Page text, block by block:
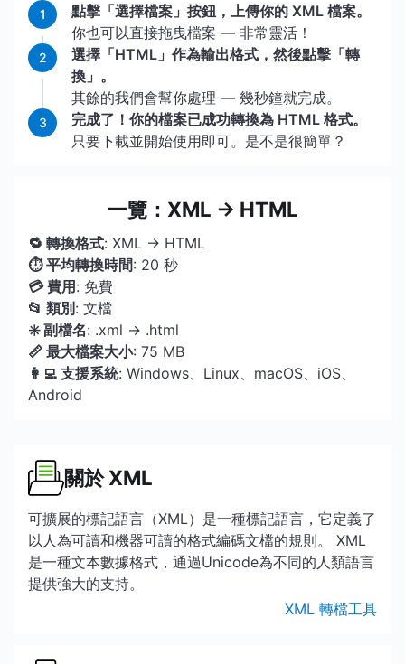
1
點擊「選擇檔案」按鈕，上傳你的 XML 檔案。
你也可以直接拖曳檔案 — 非常靈活！
2
選擇「HTML」作為輸出格式，然後點擊「轉
換」。
其餘的我們會幫你處理 — 幾秒鐘就完成。
3
完成了！你的檔案已成功轉換為 HTML 格式。
只要下載並開始使用即可。是不是很簡單？
一覽：XML → HTML
🔁 轉換格式: XML → HTML
⏱ 平均轉換時間: 20 秒
💳 費用 : 免費
📂 類別 : 文檔
✳️ 副檔名: .xml → .html
📏 最大檔案大小: 75 MB
👩‍💻 支援系統: Windows、Linux、macOS、iOS、
Android
關於 XML
可擴展的標記語言（XML）是一種標記語言，它定義了
以人為可讀和機器可讀的格式編碼文檔的規則。 XML
是一種文本數據格式，通過Unicode為不同的人類語言
提供強大的支持。
XML 轉檔工具